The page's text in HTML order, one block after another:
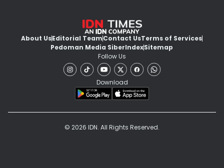
About UsEditorial TeamContact UsTerms of Services
Pedoman Media SiberIndexSitemap
Follow Us
Download
© 2026 IDN. All Rights Reserved.